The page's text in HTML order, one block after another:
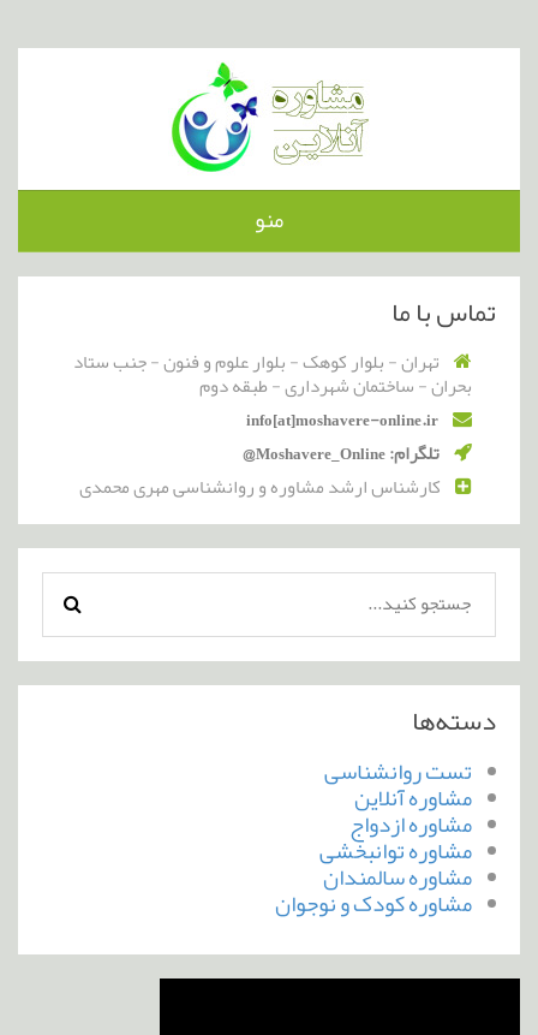
منو
تماس با ما
تهران - بلوار کوهک - بلوار علوم و فنون - جنب ستاد
بحران - ساختمان شهرداری - طبقه دوم
info[at]moshavere-online.ir
تلگرام: Moshavere_Online@
کارشناس ارشد مشاوره و روانشناسی مهری محمدی
دسته‌ها
تست روانشناسی
مشاوره آنلاین
مشاوره ازدواج
مشاوره توانبخشی
مشاوره سالمندان
مشاوره کودک و نوجوان